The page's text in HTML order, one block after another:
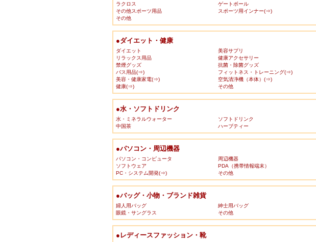
ラクロス
ゲートボール
その他スポーツ用品
スポーツ用インナー(⇒)
その他
●ダイエット・健康
ダイエット 美容サプリ
リラックス用品
健康アクセサリー
禁煙グッズ
抗菌・除菌グッズ
バス用品(⇒)
フィットネス・トレーニング(⇒)
美容・健康家電(⇒)
空気清浄機（本体）(⇒)
健康(⇒)
その他
●水・ソフトドリンク
水・ミネラルウォーター ソフトドリンク
中国茶
ハーブティー
●パソコン・周辺機器
パソコン・コンピュータ 周辺機器
ソフトウェア
PDA（携帯情報端末）
PC・システム開発(⇒)
その他
●バッグ・小物・ブランド雑貨
婦人用バッグ 紳士用バッグ
眼鏡・サングラス
その他
●レディースファッション・靴